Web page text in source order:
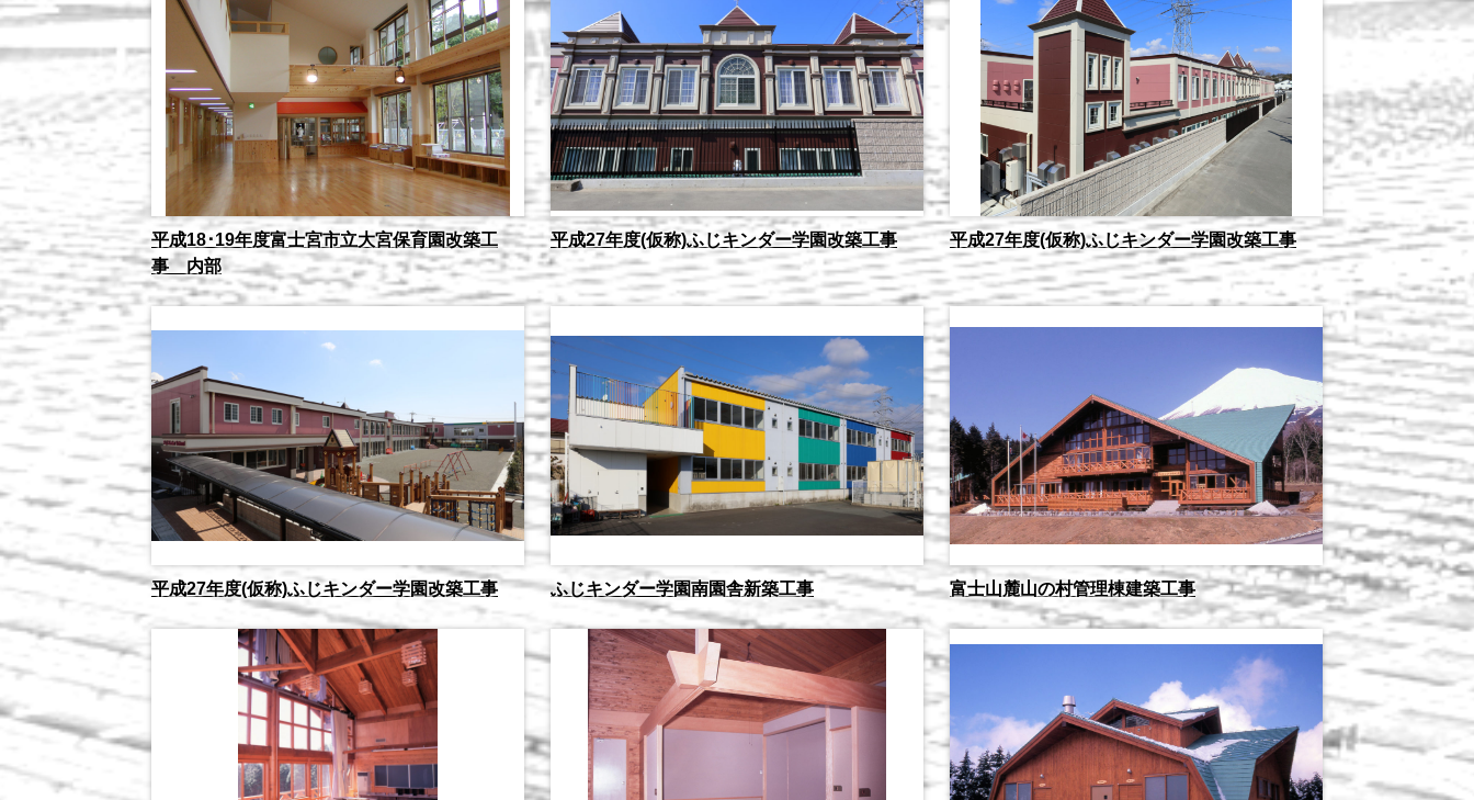
平成18･19年度富士宮市立大宮保育園改築工
事 内部
平成27年度(仮称)ふじキンダー学園改築工事 平成27年度(仮称)ふじキンダー学園改築工事
平成27年度(仮称)ふじキンダー学園改築工事 ふじキンダー学園南園舎新築工事 富士山麓山の村管理棟建築工事